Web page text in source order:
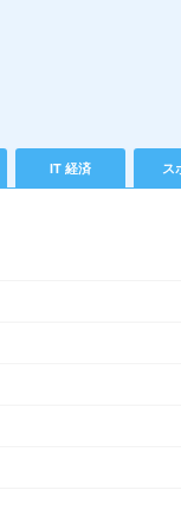
IT 経済 ス